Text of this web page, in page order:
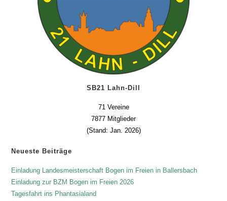
SB21 Lahn-Dill
71 Vereine
7877 Mitglieder
(Stand: Jan. 2026)
Neueste Beiträge
Einladung Landesmeisterschaft Bogen im Freien in Ballersbach
Einladung zur BZM Bogen im Freien 2026
Tagesfahrt ins Phantasialand